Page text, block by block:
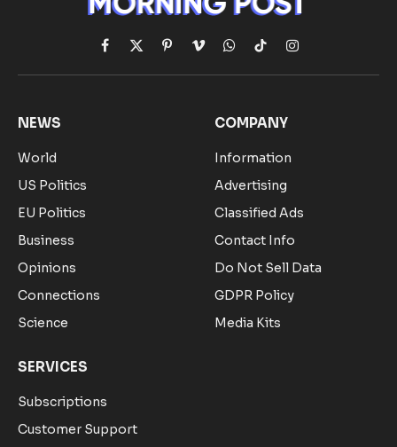
Facebook
X
(Twitter)
Pinterest
VimeoWhatsApp
TikTokInstagram
NEWS
World
US Politics
EU Politics
Business
Opinions
Connections
Science
COMPANY
Information
Advertising
Classified Ads
Contact Info
Do Not Sell Data
GDPR Policy
Media Kits
SERVICES
Subscriptions
Customer Support